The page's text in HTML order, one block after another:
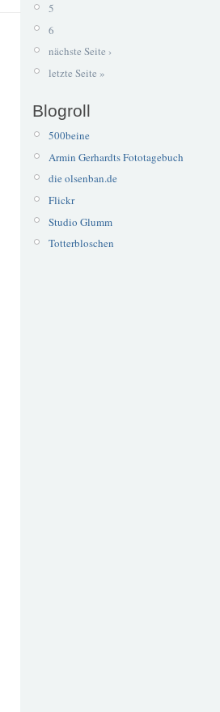
5
6
nächste Seite ›
letzte Seite »
Blogroll
500beine
Armin Gerhardts Fototagebuch
die olsenban.de
Flickr
Studio Glumm
Totterbloschen